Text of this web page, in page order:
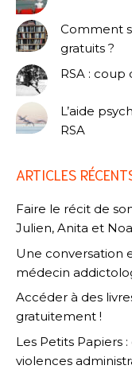
Comment
gratuits ?
RSA : coup
L’aide
RSA
ARTICLES
Faire le récit de
Julien, Anita et Noa
Une conversation
médecin
Accéder à des
gratuitement !
Les Petits Papiers
violences